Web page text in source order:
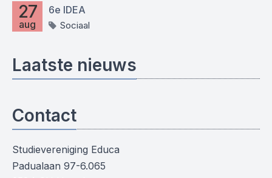
27
aug
6e IDEA
Sociaal
Laatste nieuws
Contact
Studievereniging Educa
Padualaan 97-6.065